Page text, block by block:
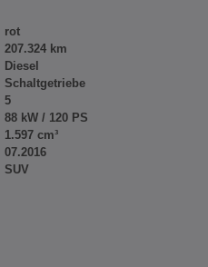
rot
207.324 km
Diesel
Schaltgetriebe
5
88 kW / 120 PS
1.597 cm³
07.2016
SUV